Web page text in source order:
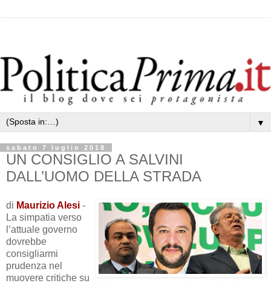
▼
sabato 7 luglio 2018
UN CONSIGLIO A SALVINI
DALL’UOMO DELLA STRADA
di Maurizio Alesi -
La simpatia verso
l’attuale governo
dovrebbe
consigliarmi
prudenza nel
muovere critiche su